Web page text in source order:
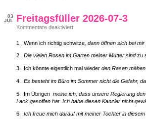
03
JUL
Freitagsfüller 2026-07-3
Kommentare deaktiviertfür
07-
3
1. Wenn ich richtig schwitze , dann öffnen sich bei
2. Die vielen Rosen im Garten meiner Mutter sindzu
3. Ich könnte eigentlich mal wieder den Rasen mähen
4. Es besteht im Büro im Sommer nicht die Gefahr,
5. Im Übrigen meine ich, dass unsere Regierung
Lack gesoffen hat. Ich habe diesen Kanzler nicht
6. Ich freue mich darauf mit meiner Tochter in